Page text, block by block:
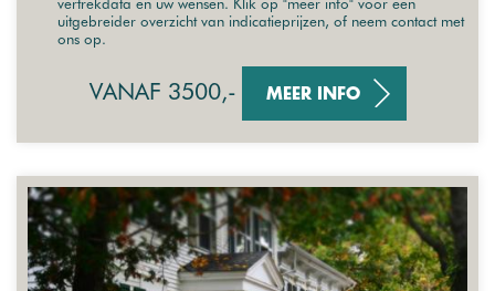
uitgebreider overzicht van indicatieprijzen, of neem contact met
ons op.
VANAF 3500,- MEER INFO